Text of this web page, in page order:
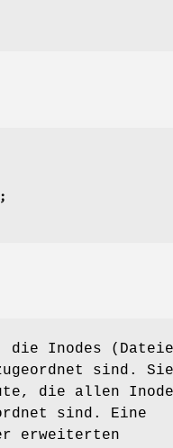
die Inodes
sind. Sie
die allen
sind. Eine
erweiterten